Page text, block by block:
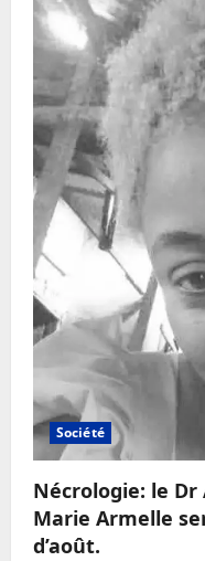
Société
Nécrologie: le Dr
Marie Armelle
d’août.